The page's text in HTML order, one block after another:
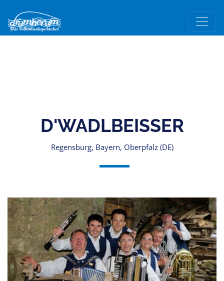
D'WADLBEISSER
Regensburg, Bayern, Oberpfalz (DE)